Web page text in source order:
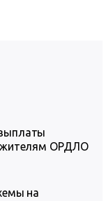
жителям ОРДЛО
на